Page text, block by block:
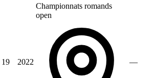
19 2022
Championnats romands
open
—